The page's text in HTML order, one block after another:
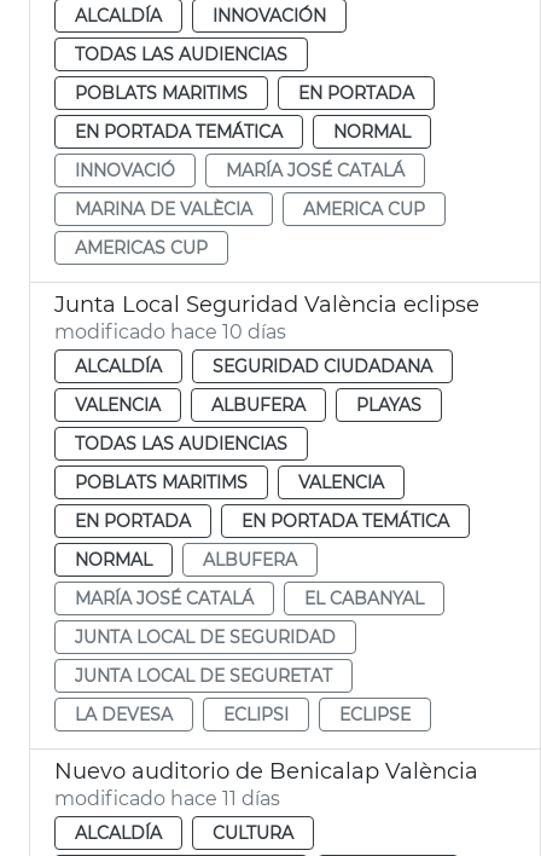
ALCALDÍA
INNOVACIÓN
TODAS LAS AUDIENCIAS
POBLATS MARITIMS
EN PORTADA
EN PORTADA TEMÁTICA
NORMAL
INNOVACIÓ
MARÍA JOSÉ CATALÁ
MARINA DE VALÈCIA
AMERICA CUP
AMERICAS CUP
Junta Local Seguridad València eclipse
modificado hace 10 días
ALCALDÍA
SEGURIDAD CIUDADANA
VALENCIA
ALBUFERA
PLAYAS
TODAS LAS AUDIENCIAS
POBLATS MARITIMS
VALENCIA
EN PORTADA
EN PORTADA TEMÁTICA
NORMAL
ALBUFERA
MARÍA JOSÉ CATALÁ
EL CABANYAL
JUNTA LOCAL DE SEGURIDAD
JUNTA LOCAL DE SEGURETAT
LA DEVESA
ECLIPSI ECLIPSE
Nuevo auditorio de Benicalap València
modificado hace 11 días
ALCALDÍA
CULTURA